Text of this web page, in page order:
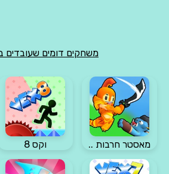
משחקים דומים שעובדים
מאסטר חרבות .. וקס 8